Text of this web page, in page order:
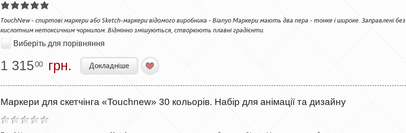
TouchNew - спиртові маркери або Sketch-маркери відомого виробника - Bianyo Маркери мають два пера - тонке і широке. Заправлені без
кислотним нетоксичним чорнилом. Відмінно змішуються, створюють плавні градієнти.
Виберіть для порівняння
1 31500 грн. Докладніше
Маркери для скетчінга «Touchnew» 30 кольорів. Набір для анімації та дизайну